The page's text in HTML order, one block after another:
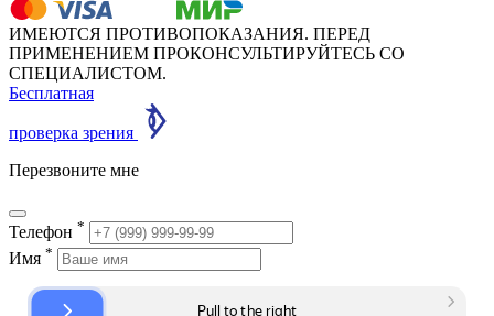
ИМЕЮТСЯ ПРОТИВОПОКАЗАНИЯ. ПЕРЕД
ПРИМЕНЕНИЕМ ПРОКОНСУЛЬТИРУЙТЕСЬ СО
СПЕЦИАЛИСТОМ.
Бесплатная
проверка зрения
Перезвоните мне
Телефон *
Имя *